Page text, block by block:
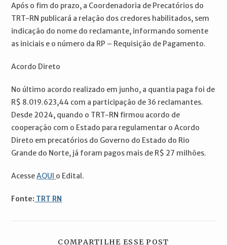
Após o fim do prazo, a Coordenadoria de Precatórios do
TRT-RN publicará a relação dos credores habilitados, sem
indicação do nome do reclamante, informando somente
as iniciais e o número da RP – Requisição de Pagamento.
Acordo Direto
No último acordo realizado em junho, a quantia paga foi de
R$ 8.019.623,44 com a participação de 36 reclamantes.
Desde 2024, quando o TRT-RN firmou acordo de
cooperação com o Estado para regulamentar o Acordo
Direto em precatórios do Governo do Estado do Rio
Grande do Norte, já foram pagos mais de R$ 27 milhões.
AcesseAQUI o Edital.
Fonte: TRT RN
COMPARTILHE ESSE POST